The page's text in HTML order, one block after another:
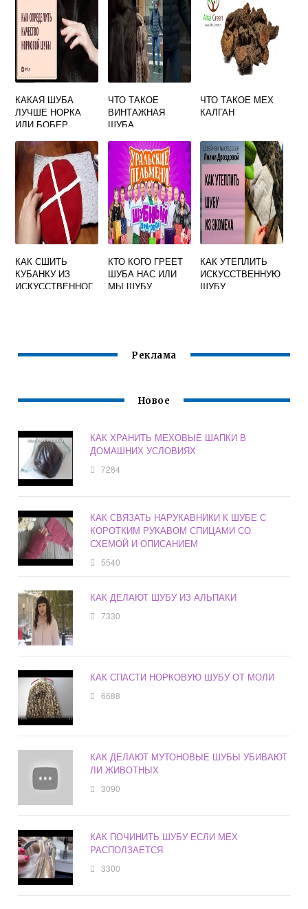
КАКАЯ ШУБА
ЛУЧШЕ НОРКА
ИЛИ БОБЕР
ЧТО ТАКОЕ
ВИНТАЖНАЯ
ШУБА
ЧТО ТАКОЕ МЕХ
КАЛГАН
КАК СШИТЬ
КУБАНКУ ИЗ
ИСКУССТВЕННОГ
КТО КОГО ГРЕЕТ
ШУБА НАС ИЛИ
МЫ ШУБУ
КАК УТЕПЛИТЬ
ИСКУССТВЕННУЮ
ШУБУ
Реклама
Новое
КАК ХРАНИТЬ МЕХОВЫЕ ШАПКИ В
ДОМАШНИХ УСЛОВИЯХ
7284
КАК СВЯЗАТЬ НАРУКАВНИКИ К ШУБЕ С
КОРОТКИМ РУКАВОМ СПИЦАМИ СО
СХЕМОЙ И ОПИСАНИЕМ
5540
КАК ДЕЛАЮТ ШУБУ ИЗ АЛЬПАКИ
7330
КАК СПАСТИ НОРКОВУЮ ШУБУ ОТ МОЛИ
6688
КАК ДЕЛАЮТ МУТОНОВЫЕ ШУБЫ УБИВАЮТ
ЛИ ЖИВОТНЫХ
3090
КАК ПОЧИНИТЬ ШУБУ ЕСЛИ МЕХ
РАСПОЛЗАЕТСЯ
3300